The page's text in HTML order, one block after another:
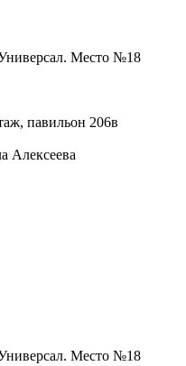
Место №18
павильон 206в
Алексеева
Место №18